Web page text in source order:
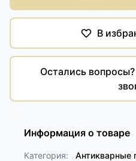
В
Остались
Информация о товаре
Категория:
Антикварные